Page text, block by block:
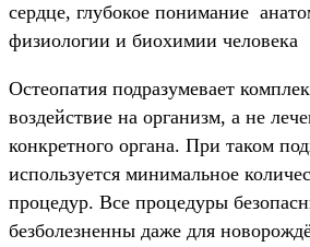
сердце, глубокое понимание
физиологии и биохимии человека
Остеопатия подразумевает
воздействие на организм, а не
конкретного органа. При таком
используется минимальное
процедур. Все процедуры
безболезненны даже для